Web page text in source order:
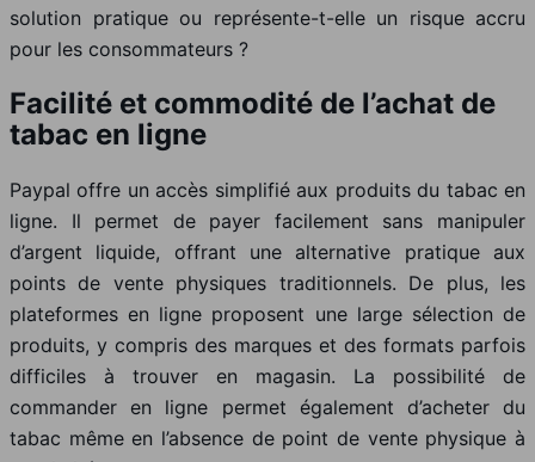
solution pratique ou représente-t-elle un risque accru
pour les consommateurs ?
Facilité et commodité de l’achat de
tabac en ligne
Paypal offre un accès simplifié aux produits du tabac en
ligne. Il permet de payer facilement sans manipuler
d’argent liquide, offrant une alternative pratique aux
points de vente physiques traditionnels. De plus, les
plateformes en ligne proposent une large sélection de
produits, y compris des marques et des formats parfois
difficiles à trouver en magasin. La possibilité de
commander en ligne permet également d’acheter du
tabac même en l’absence de point de vente physique à